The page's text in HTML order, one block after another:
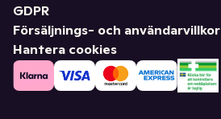
GDPR
Försäljnings- och användarvillkor
Hantera cookies